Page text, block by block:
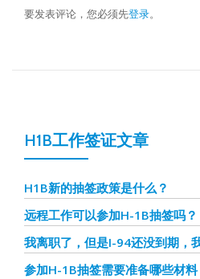
要发表评论，您必须先登录。
H1B工作签证文章
H1B新的抽签政策是什么？
远程工作可以参加H-1B抽签吗？
我离职了，但是I-94还没到期，
参加H-1B抽签需要准备哪些材料